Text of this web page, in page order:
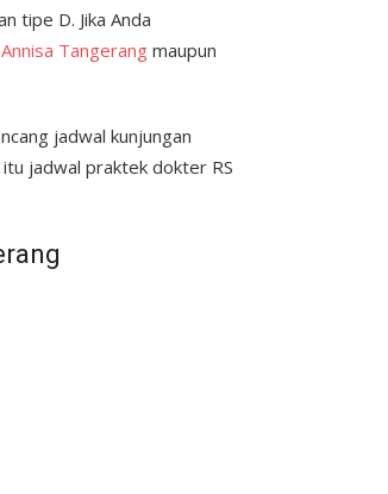
tipe D. Jika Anda
Annisa Tangerang maupun
jadwal kunjungan
jadwal praktek dokter RS